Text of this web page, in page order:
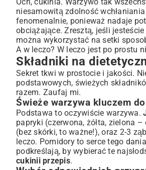
Zdrowe dodatki do obiadu – ryż,
Leczo jako samodzielne danie –
Przechowywanie i ponowne
Najczęściej zadawane pytania o
Podsumowanie: Dlaczego
niesamowitą zdolność
fenomenalnie, ponieważ nadaje
obciążające. Zresztą, jeśli
można wykorzystać na setki
A w leczo? W leczo jest po prostu
Składniki na
Sekret tkwi w prostocie i jakości.
podstawowych, świeżych
razem. Zaufaj mi.
Świeże warzywa kluczem
Podstawa to oczywiście warzywa.
papryki (czerwona, żółta, zielona
(bez skórki, to ważne!), oraz 2-3
leczo. Pomidory to serce tego
podkreślają, by wybierać te
cukinii przepis.